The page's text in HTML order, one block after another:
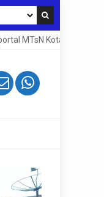
MTsN Kota Magelang.